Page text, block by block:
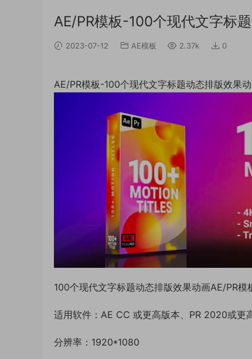
AE/PR模板-100个现代文字标
2023-07-12 AE模板 2.37k 0
AE/PR模板-100个现代文字标题动态排版效果
100个现代文字标题动态排版效果动画AE/PR
适用软件：AE CC 或更高版本、PR 2020或更
分辨率：1920*1080